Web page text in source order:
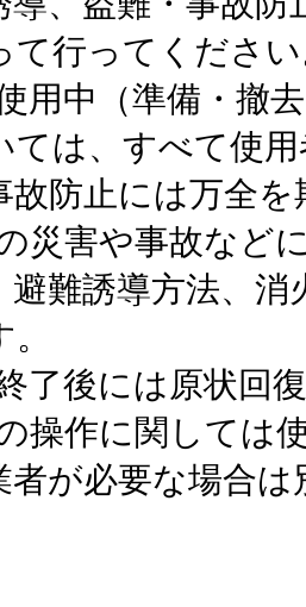
て行ってくださ
用中（準備・撤
ては、すべて使
故防止には万全
災害や事故など
避難誘導方法、
了後には原状回
操作に関しては
者が必要な場合